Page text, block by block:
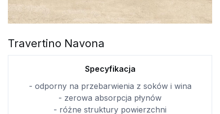
Travertino Navona
Specyfikacja
- odporny na przebarwienia z soków i wina
- zerowa absorpcja płynów
- różne struktury powierzchni